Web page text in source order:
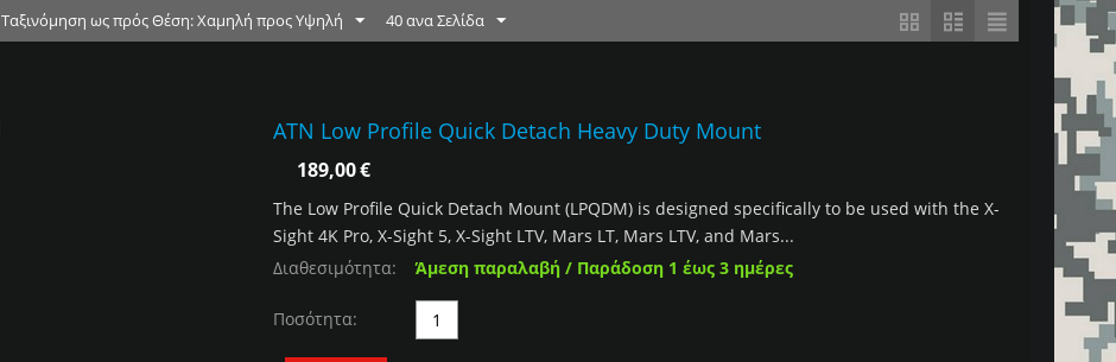
Ταξινόμηση ως πρός Θέση: Χαμηλή προς Υψηλή 40 ανα Σελίδα
ATN Low Profile Quick Detach Heavy Duty Mount
189,00€
The Low Profile Quick Detach Mount (LPQDM) is designed specifically to be used with the X-
Sight 4K Pro, X-Sight 5, X-Sight LTV, Mars LT, Mars LTV, and Mars...
Διαθεσιμότητα:
Άμεση παραλαβή / Παράδοση 1 έως 3 ημέρες
Ποσότητα: